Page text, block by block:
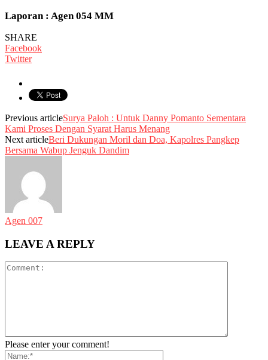
Laporan : Agen 054 MM
SHARE
Facebook
Twitter
Previous articleSurya Paloh : Untuk Danny Pomanto Sementara
Kami Proses Dengan Syarat Harus Menang
Next articleBeri Dukungan Moril dan Doa, Kapolres Pangkep
Bersama Wabup Jenguk Dandim
Agen 007
LEAVE A REPLY
Please enter your comment!